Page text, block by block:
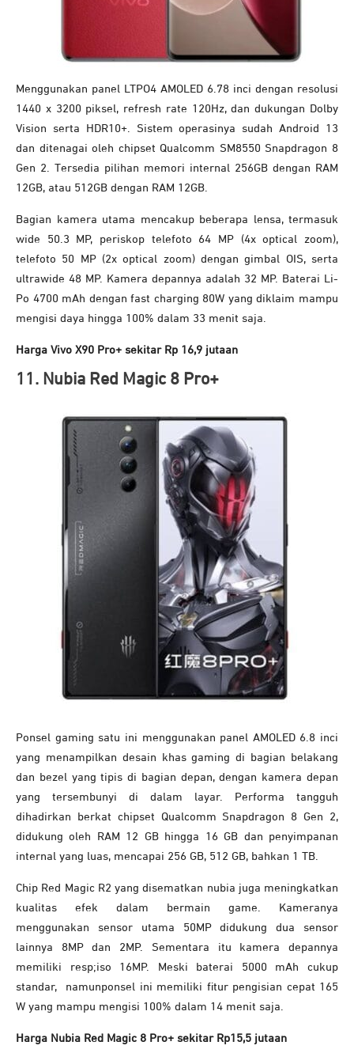
Menggunakan panel LTPO4 AMOLED 6.78 inci dengan resolusi
1440 x 3200 piksel, refresh rate 120Hz, dan dukungan Dolby
Vision serta HDR10+. Sistem operasinya sudah Android 13
dan ditenagai oleh chipset Qualcomm SM8550 Snapdragon 8
Gen 2. Tersedia pilihan memori internal 256GB dengan RAM
12GB, atau 512GB dengan RAM 12GB.
Bagian kamera utama mencakup beberapa lensa, termasuk
wide 50.3 MP, periskop telefoto 64 MP (4x optical zoom),
telefoto 50 MP (2x optical zoom) dengan gimbal OIS, serta
ultrawide 48 MP. Kamera depannya adalah 32 MP. Baterai Li-
Po 4700 mAh dengan fast charging 80W yang diklaim mampu
mengisi daya hingga 100% dalam 33 menit saja.
Harga Vivo X90 Pro+ sekitar Rp 16,9 jutaan
11. Nubia Red Magic 8 Pro+
Ponsel gaming satu ini menggunakan panel AMOLED 6.8 inci
yang menampilkan desain khas gaming di bagian belakang
dan bezel yang tipis di bagian depan, dengan kamera depan
yang tersembunyi di dalam layar. Performa tangguh
dihadirkan berkat chipset Qualcomm Snapdragon 8 Gen 2,
didukung oleh RAM 12 GB hingga 16 GB dan penyimpanan
internal yang luas, mencapai 256 GB, 512 GB, bahkan 1 TB.
Chip Red Magic R2 yang disematkan nubia juga meningkatkan
kualitas efek dalam bermain game. Kameranya
menggunakan sensor utama 50MP didukung dua sensor
lainnya 8MP dan 2MP. Sementara itu kamera depannya
memiliki resp;iso 16MP. Meski baterai 5000 mAh cukup
standar, namunponsel ini memiliki fitur pengisian cepat 165
W yang mampu mengisi 100% dalam 14 menit saja.
Harga Nubia Red Magic 8 Pro+ sekitar Rp15,5 jutaan